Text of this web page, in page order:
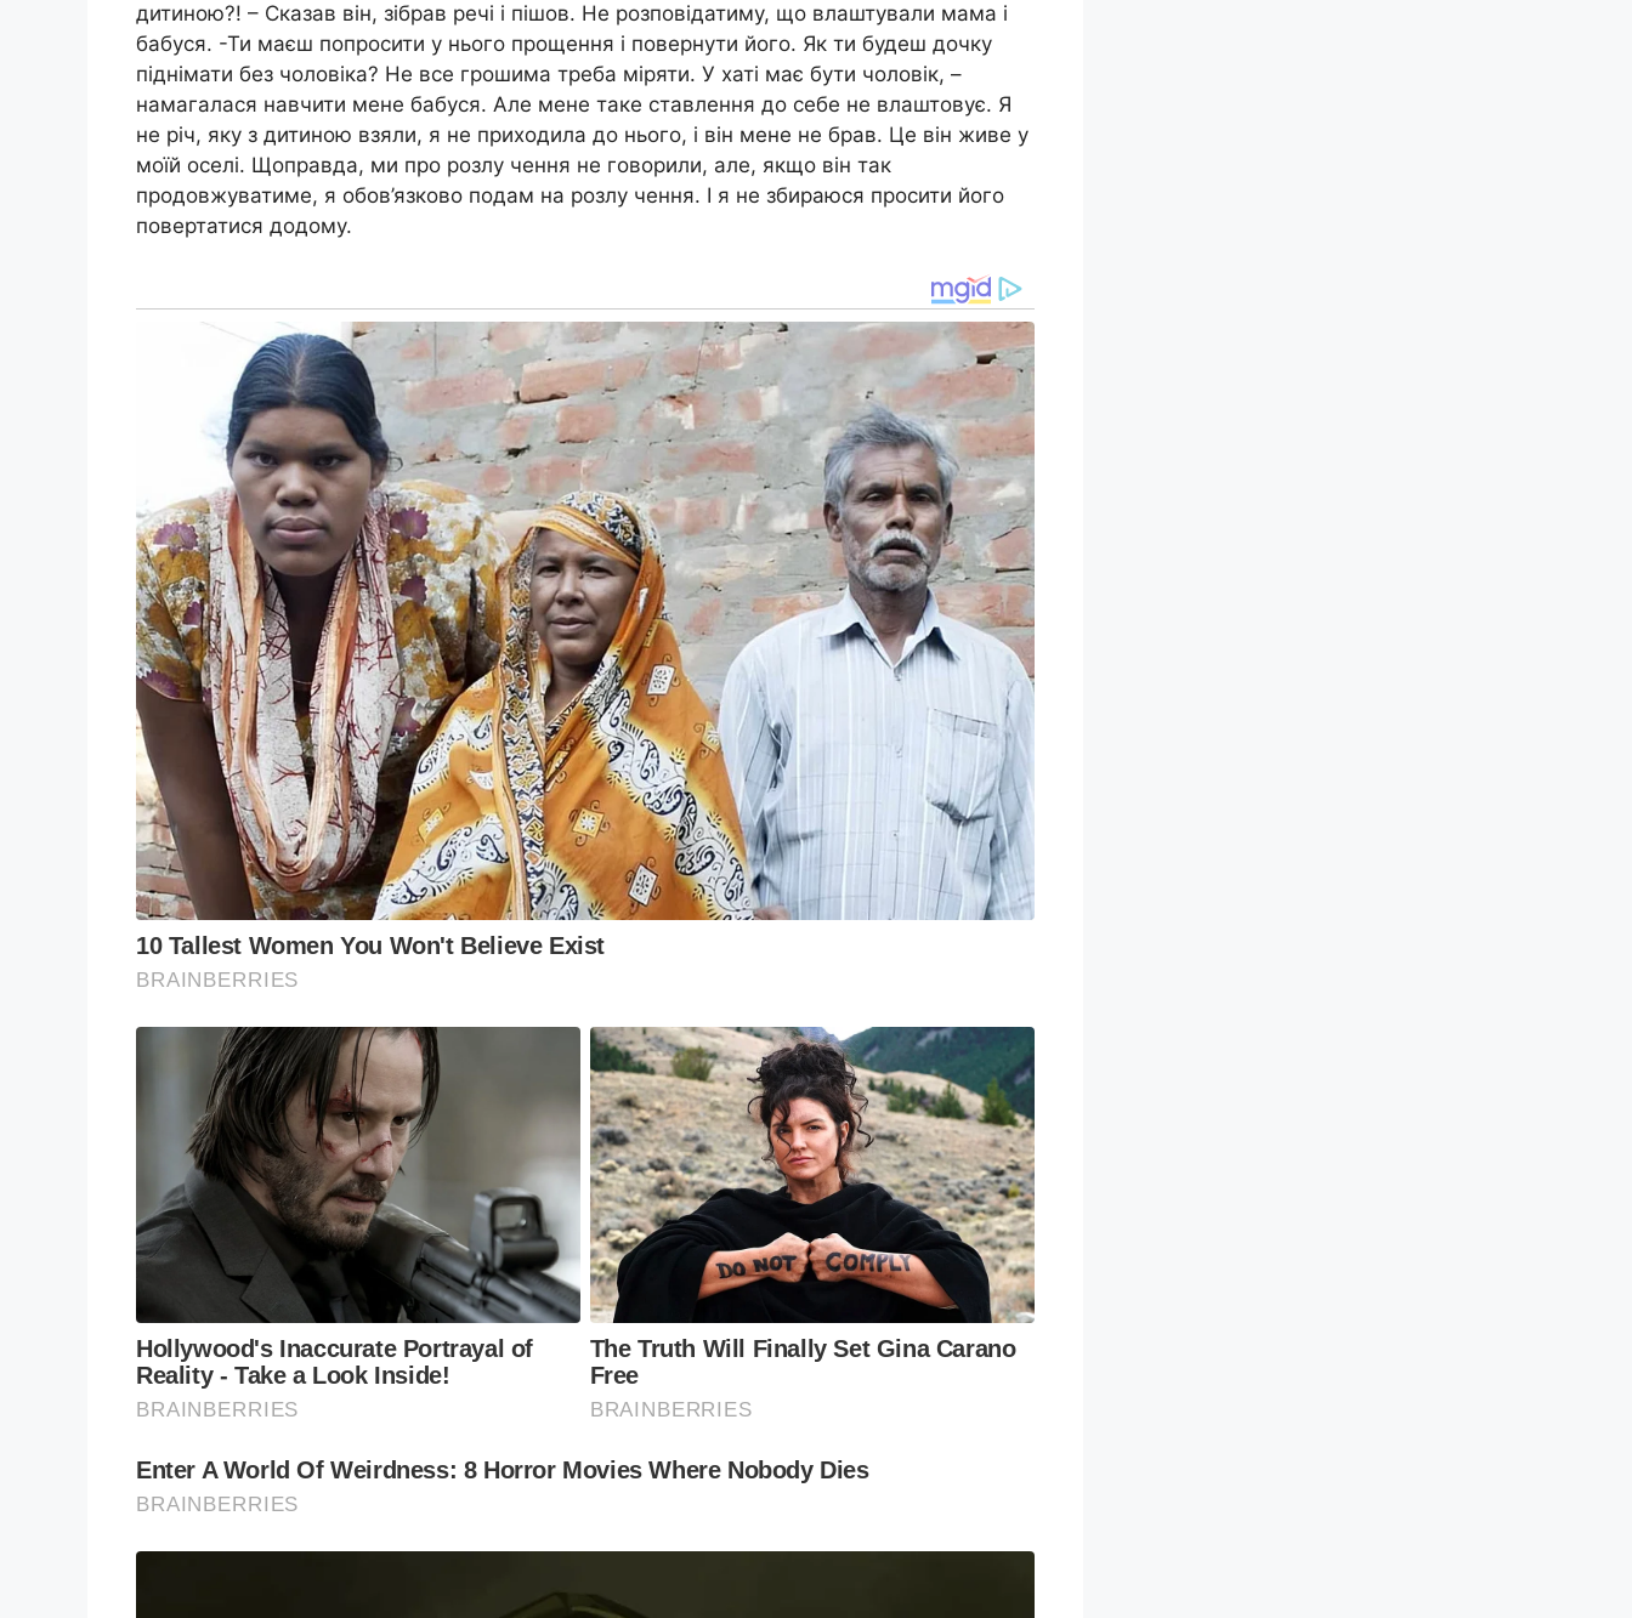
дитиною?! – Сказав він, зібрав речі і пішов. Не розповідатиму, що влаштували мама і
бабуся. -Ти маєш попросити у нього прощення і повернути його. Як ти будеш дочку
піднімати без чоловіка? Не все грошима треба міряти. У хаті має бути чоловік, –
намагалася навчити мене бабуся. Але мене таке ставлення до себе не влаштовує. Я
не річ, яку з дитиною взяли, я не приходила до нього, і він мене не брав. Це він живе у
моїй оселі. Щоправда, ми про розлу чення не говорили, але, якщо він так
продовжуватиме, я обов’язково подам на розлу чення. І я не збираюся просити його
повертатися додому.